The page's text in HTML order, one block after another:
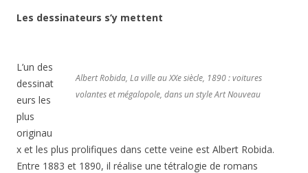
Les dessinateurs s’y mettent
Albert Robida, La ville au XXe siècle, 1890 : voitures
volantes et mégalopole, dans un style Art Nouveau
L’un des
dessinat
eurs les
plus
originau
x et les plus prolifiques dans cette veine est Albert Robida.
Entre 1883 et 1890, il réalise une tétralogie de romans